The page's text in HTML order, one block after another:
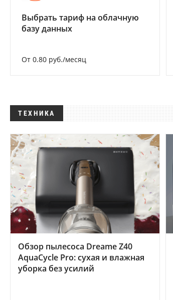
Выбрать тариф на облачную
базу данных
От 0.80 руб./месяц
ТЕХНИКА
Обзор пылесоса Dreame Z40
AquaCycle Pro: сухая и влажная
уборка без усилий